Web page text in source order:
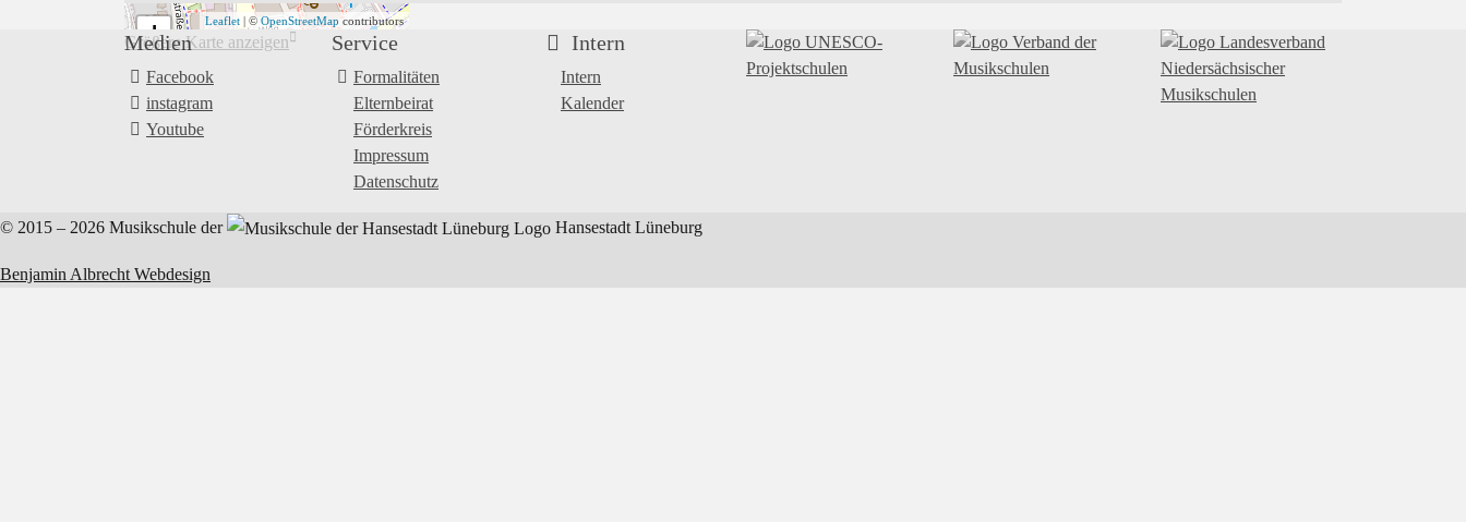
+
−
Leaflet | © OpenStreetMapcontributors
Größere Karte anzeigen
Medien
Facebook
instagram
Youtube
Service
Formalitäten
Elternbeirat
Förderkreis
Impressum
Datenschutz
Intern
Intern
Kalender
© 2015 – 2026 Musikschule der Hansestadt Lüneburg
Benjamin Albrecht Webdesign